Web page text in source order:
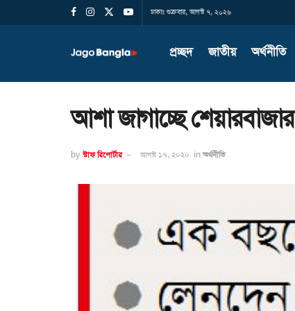
ঢাকাঃ শুক্রবার, আগস্ট ৭, ২০২৬
প্রচ্ছদ জাতীয় অর্থনীতি
আশা জাগাচ্ছে শেয়ারবাজার
by স্টাফ রিপোর্টার আগস্ট ১৭, ২০২০ in অর্থনীতি